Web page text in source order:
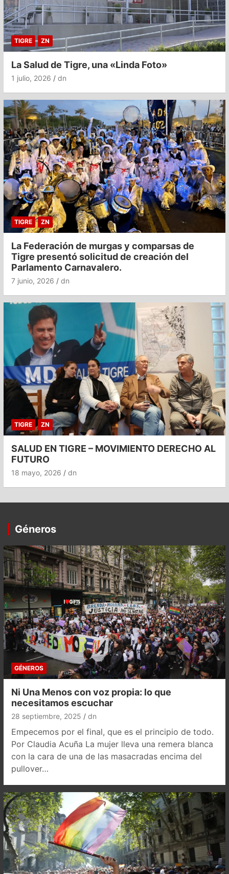
TIGRE ZN
La Salud de Tigre, una «Linda Foto»
1 julio, 2026 dn
TIGRE ZN
La Federación de murgas y comparsas de
Tigre presentó solicitud de creación del
Parlamento Carnavalero.
7 junio, 2026 dn
TIGRE ZN
SALUD EN TIGRE – MOVIMIENTO DERECHO AL
FUTURO
18 mayo, 2026 dn
Géneros
GÉNEROS
Ni Una Menos con voz propia: lo que
necesitamos escuchar
28 septiembre, 2025 dn
Empecemos por el final, que es el principio de todo.
Por Claudia Acuña La mujer lleva una remera blanca
con la cara de una de las masacradas encima del
pullover…